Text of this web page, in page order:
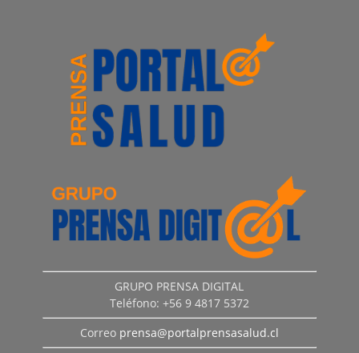
GRUPO PRENSA DIGITAL
Teléfono: +56 9 4817 5372
Correo prensa@portalprensasalud.cl